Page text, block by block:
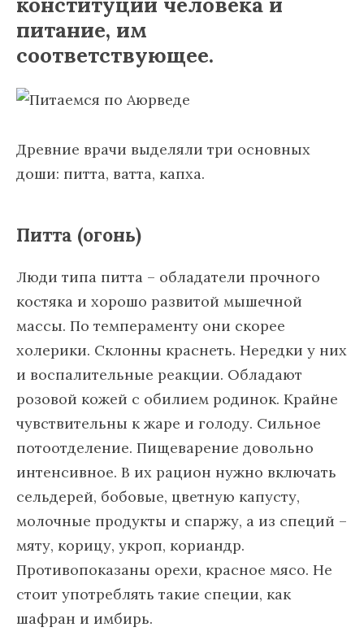
питание, им
соответствующее.
Древние врачи выделяли три основных
доши: питта, ватта, капха.
Питта (огонь)
Люди типа питта – обладатели прочного
костяка и хорошо развитой мышечной
массы. По темпераменту они скорее
холерики. Склонны краснеть. Нередки у них
и воспалительные реакции. Обладают
розовой кожей с обилием родинок. Крайне
чувствительны к жаре и голоду. Сильное
потоотделение. Пищеварение довольно
интенсивное. В их рацион нужно включать
сельдерей, бобовые, цветную капусту,
молочные продукты и спаржу, а из специй –
мяту, корицу, укроп, кориандр.
Противопоказаны орехи, красное мясо. Не
стоит употреблять такие специи, как
шафран и имбирь.